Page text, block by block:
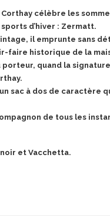
célèbre les
d’hiver : Zermatt.
il emprunte sans
faire historique de la
quand la signature
sac à dos de caractère
de tous les
et Vacchetta.